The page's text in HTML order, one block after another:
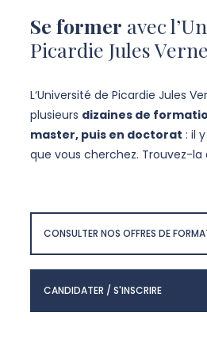
Se former avec
Picardie Jules Verne
L‘Université de Picardie Jules
plusieurs dizaines de
master, puis en doctorat : il
que vous cherchez. Trouvez-
CONSULTER NOS OFFRES DE
CANDIDATER / S'INSCRIRE